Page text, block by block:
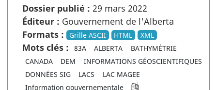
Dossier publié : 29 mars 2022
Éditeur : Gouvernement de l'Alberta
Formats :
Grille ASCII HTML XML
Mots clés : 83A ALBERTA
BATHYMÉTRIE
CANADA
DEM
INFORMATIONS GÉOSCIENTIFIQUES
DONNÉES SIG
LACS
LAC MAGEE
Information gouvernementale